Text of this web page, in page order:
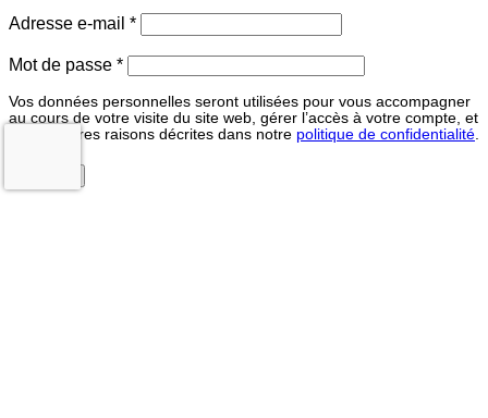
Adresse e-mail *Obligatoire
Mot de passe *Obligatoire
Vos données personnelles seront utilisées pour vous accompagner
au cours de votre visite du site web, gérer l’accès à votre compte, et
pour d’autres raisons décrites dans notre politique de confidentialité